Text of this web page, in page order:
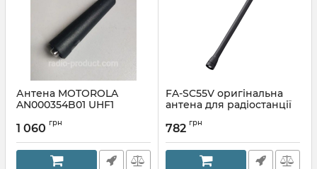
Антена MOTOROLA
AN000354B01 UHF1
мм
Артикул:AN000354B01
1 060 грн
FA-SC55V оригінальна
антена для радіостанції
Артикул:
782 грн